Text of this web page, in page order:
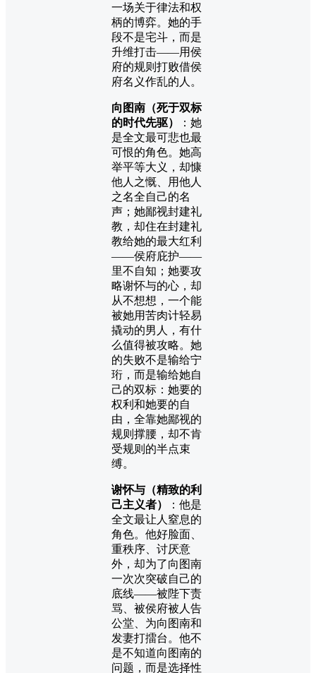
一场关于律法和权
柄的博弈。她的手
段不是宅斗，而是
升维打击——用侯
府的规则打败借侯
府名义作乱的人。
向图南（死于双标
的时代先驱）
：她
是全文最可悲也最
可恨的角色。她高
举平等大义，却慷
他人之慨、用他人
之名全自己的名
声；她鄙视封建礼
教，却住在封建礼
教给她的最大红利
——侯府庇护——
里不自知；她要攻
略谢怀与的心，却
从不想想，一个能
被她用苦肉计轻易
撬动的男人，有什
么值得被攻略。她
的失败不是输给宁
珩，而是输给她自
己的双标：她要的
权利和她要的自
由，全靠她鄙视的
规则撑腰，却不肯
受规则的半点束
缚。
谢怀与（精致的利
己主义者）
：他是
全文最让人窒息的
角色。他好脸面、
重秩序、讨厌意
外，却为了向图南
一次次突破自己的
底线——被陛下责
骂、被侯府被人告
公堂、为向图南和
发妻打擂台。他不
是不知道向图南的
问题，而是选择性